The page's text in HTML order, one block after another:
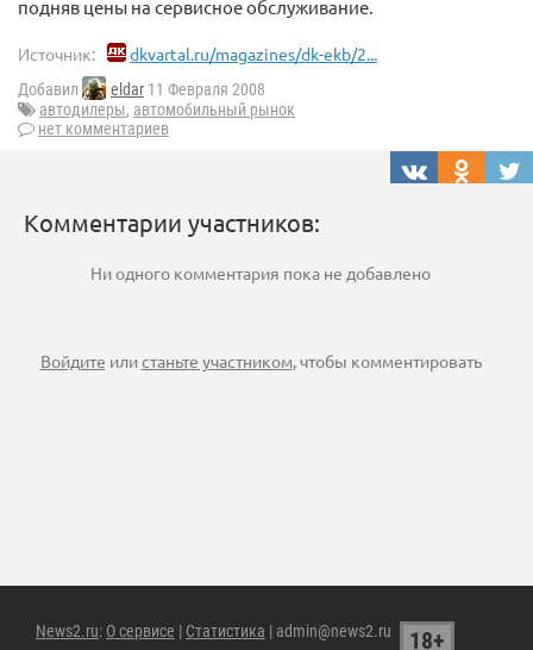
подняв цены на сервисное обслуживание.
Источник: dkvartal.ru/magazines/dk-ekb/2...
Добавил eldar 11 Февраля 2008
автодилеры, автомобильный рынок
нет комментариев
Комментарии участников:
Ни одного комментария пока не добавлено
Войдите илистаньте участником, чтобы комментировать
News2.ru: О сервисе | Статистика | admin@news2.ru 18+